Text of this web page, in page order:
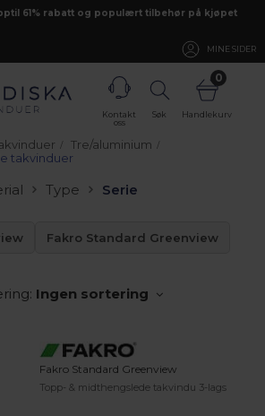
61% rabatt og populært tilbehør på kjøpet
MINE SIDER
Kontakt
oss
Søk
0
Handlekurv
Tre/aluminium
takvinduer
Type Serie
Fakro Standard Greenview
Ingen sortering
Fakro Standard Greenview
Topp- & midthengslede takvindu 3-lags